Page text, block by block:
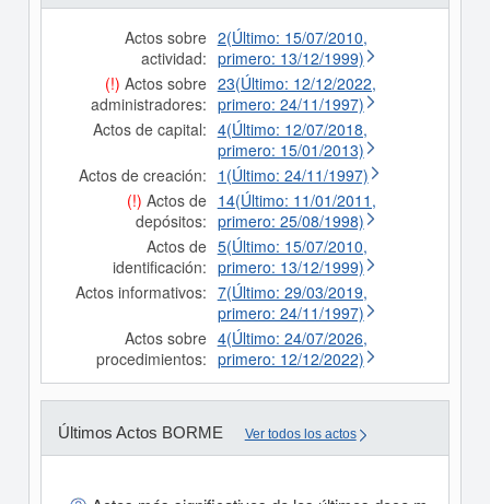
Actos sobre
actividad:
2(Último: 15/07/2010,
primero: 13/12/1999)
(!) Actos sobre
administradores:
23(Último: 12/12/2022,
primero: 24/11/1997)
Actos de capital: 4(Último: 12/07/2018,
primero: 15/01/2013)
Actos de creación: 1(Último: 24/11/1997)
(!) Actos de
depósitos:
14(Último: 11/01/2011,
primero: 25/08/1998)
Actos de
identificación:
5(Último: 15/07/2010,
primero: 13/12/1999)
Actos informativos: 7(Último: 29/03/2019,
primero: 24/11/1997)
Actos sobre
procedimientos:
4(Último: 24/07/2026,
primero: 12/12/2022)
Últimos Actos BORME Ver todos los actos